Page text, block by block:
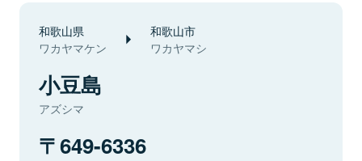
和歌山県
ワカヤマケン
和歌山市
ワカヤマシ
小豆島
アズシマ
649-6336